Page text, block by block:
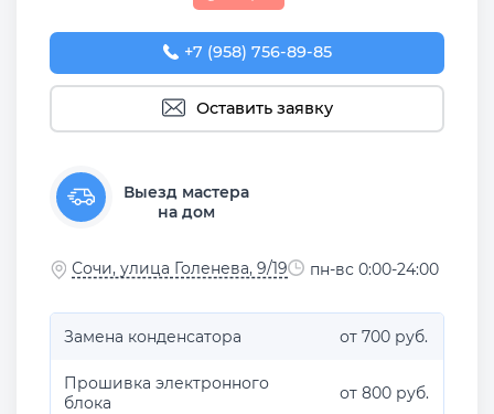
+7 (958) 756-89-85
Оставить заявку
Выезд мастера
на дом
Сочи, улица Голенева, 9/19 пн-вс 0:00-24:00
Замена конденсатора от 700 руб.
Прошивка электронного
блока
от 800 руб.